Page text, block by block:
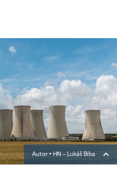
Autor ▪ HN – Lukáš Bíba